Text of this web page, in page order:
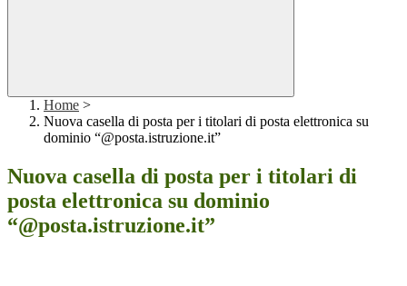
Home >
Nuova casella di posta per i titolari di posta elettronica su
dominio “@posta.istruzione.it”
Nuova casella di posta per i titolari di
posta elettronica su dominio
“@posta.istruzione.it”